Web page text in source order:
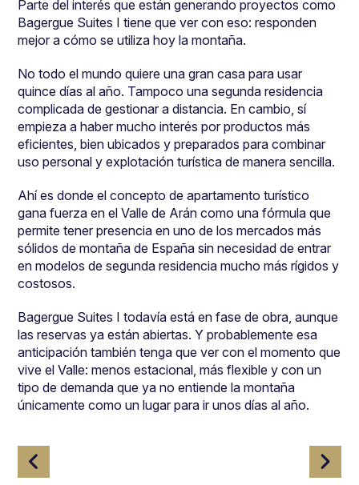
Parte del interés que están generando proyectos como
Bagergue Suites I tiene que ver con eso: responden
mejor a cómo se utiliza hoy la montaña.
No todo el mundo quiere una gran casa para usar
quince días al año. Tampoco una segunda residencia
complicada de gestionar a distancia. En cambio, sí
empieza a haber mucho interés por productos más
eficientes, bien ubicados y preparados para combinar
uso personal y explotación turística de manera sencilla.
Ahí es donde el concepto de apartamento turístico
gana fuerza en el Valle de Arán como una fórmula que
permite tener presencia en uno de los mercados más
sólidos de montaña de España sin necesidad de entrar
en modelos de segunda residencia mucho más rígidos y
costosos.
Bagergue Suites I todavía está en fase de obra, aunque
las reservas ya están abiertas. Y probablemente esa
anticipación también tenga que ver con el momento que
vive el Valle: menos estacional, más flexible y con un
tipo de demanda que ya no entiende la montaña
únicamente como un lugar para ir unos días al año.
Navegación